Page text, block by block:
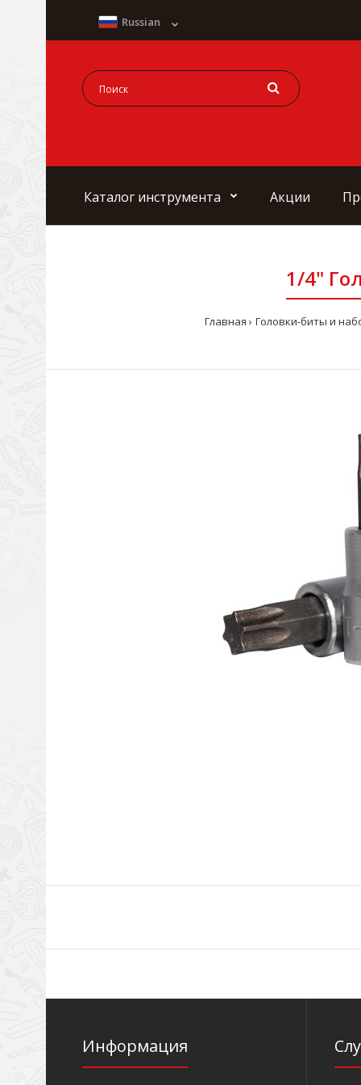
Russian
Каталог инструмента Акции
1/4"
Главная Головки-биты и
Информация